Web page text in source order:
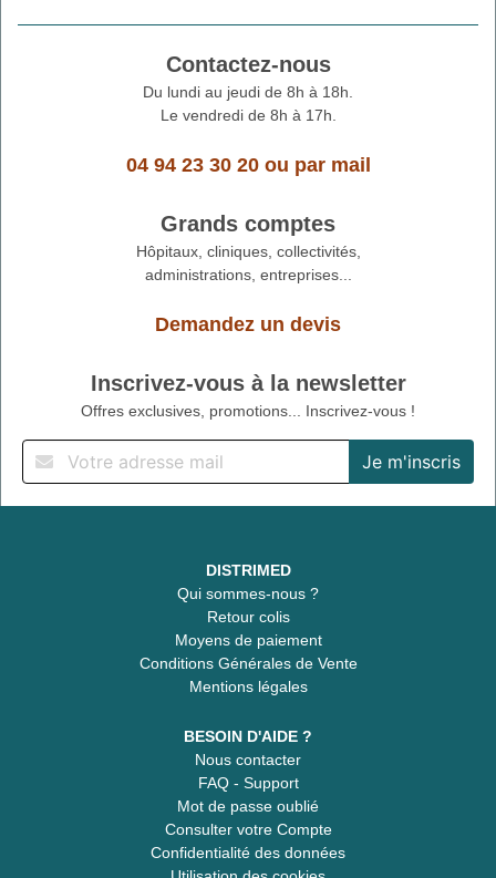
Contactez-nous
Du lundi au jeudi de 8h à 18h.
Le vendredi de 8h à 17h.
04 94 23 30 20ou par mail
Grands comptes
Hôpitaux, cliniques, collectivités,
administrations, entreprises...
Demandez un devis
Inscrivez-vous à la newsletter
Offres exclusives, promotions... Inscrivez-vous !
DISTRIMED
Qui sommes-nous ?
Retour colis
Moyens de paiement
Conditions Générales de Vente
Mentions légales
BESOIN D'AIDE ?
Nous contacter
FAQ - Support
Mot de passe oublié
Consulter votre Compte
Confidentialité des données